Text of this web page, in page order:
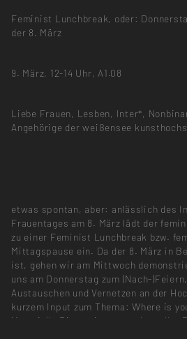
Feminist Lunchbreak, oder:
der 8. März
9. März, 12-14 Uhr, A1.08
Liebe Frauen, Lesben, Inter*,
Angehörige der weißensee
etwas spontan, aber: anlässlich des
Frauentages am 8. März lädt der
zu einer Feminist Lunchbreak bzw.
Mittagspause ein. Da der 8. März in
ist, gehen wir am Mittwoch
uns am Donnerstag zum (Nach-
Austauschen und Vernetzen an der
kurzem Input zum Thema: Where is
Materielle Dimensionen struktureller